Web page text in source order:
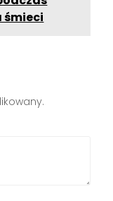
śmieci